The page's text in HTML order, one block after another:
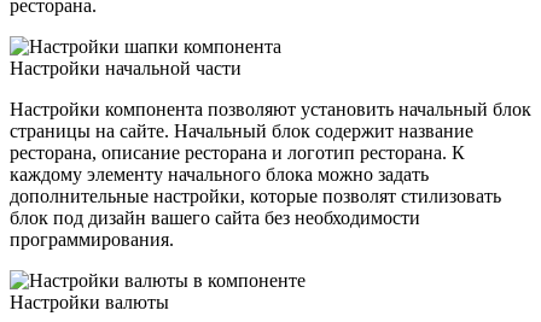
ресторана.
Настройки начальной части
Настройки компонента позволяют установить начальный блок
страницы на сайте. Начальный блок содержит название
ресторана, описание ресторана и логотип ресторана. К
каждому элементу начального блока можно задать
дополнительные настройки, которые позволят стилизовать
блок под дизайн вашего сайта без необходимости
программирования.
Настройки валюты